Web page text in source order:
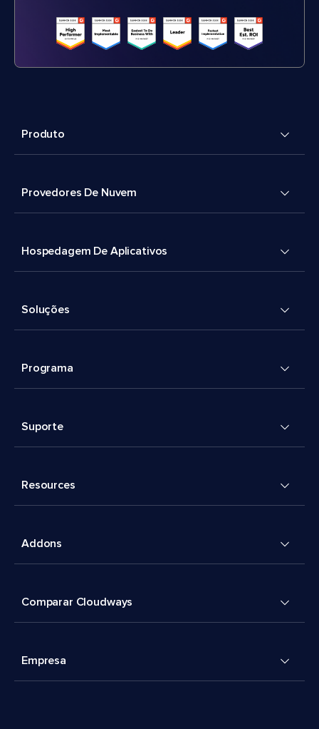
Produto
Provedores De Nuvem
Hospedagem De Aplicativos
Soluções
Programa
Suporte
Resources
Addons
Comparar Cloudways
Empresa